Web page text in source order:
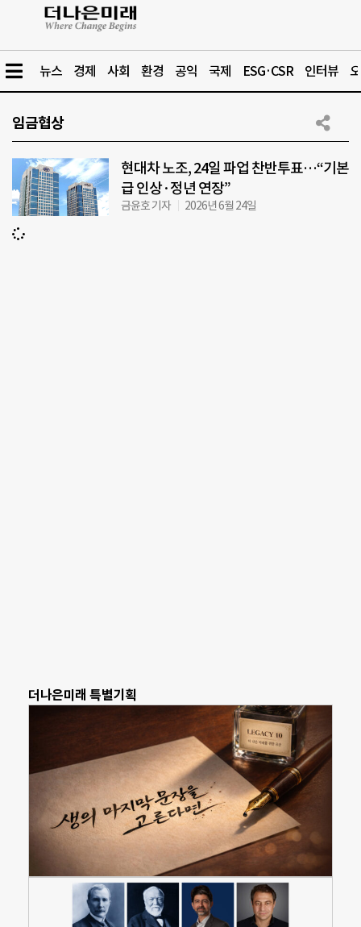
뉴스 경제 사회 환경 공익 국제 ESG·CSR 인터뷰
임금협상
현대차 노조, 24일 파업 찬반투표…“기본
급 인상·정년 연장”
금윤호 기자 2026년 6월 24일
더나은미래 특별기획